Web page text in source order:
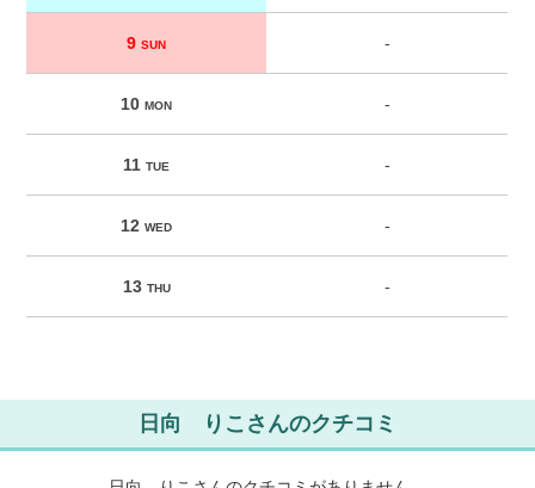
9SUN -
10MON -
11TUE -
12WED -
13 THU -
日向 りこさんのクチコミ